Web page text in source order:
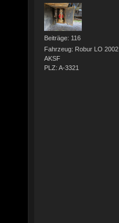
Beiträge: 116
Fahrzeug: Robur LO 2002
AKSF
PLZ: A-3321